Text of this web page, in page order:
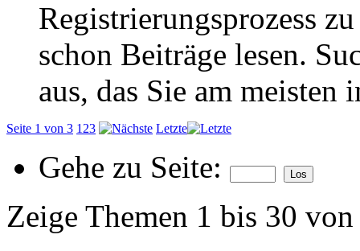
Registrierungsprozess
schon Beiträge lesen.
aus, das Sie am meisten
Seite 1 von 3 1 23 Letzte
Gehe zu Seite:
Zeige Themen 1 bis 30